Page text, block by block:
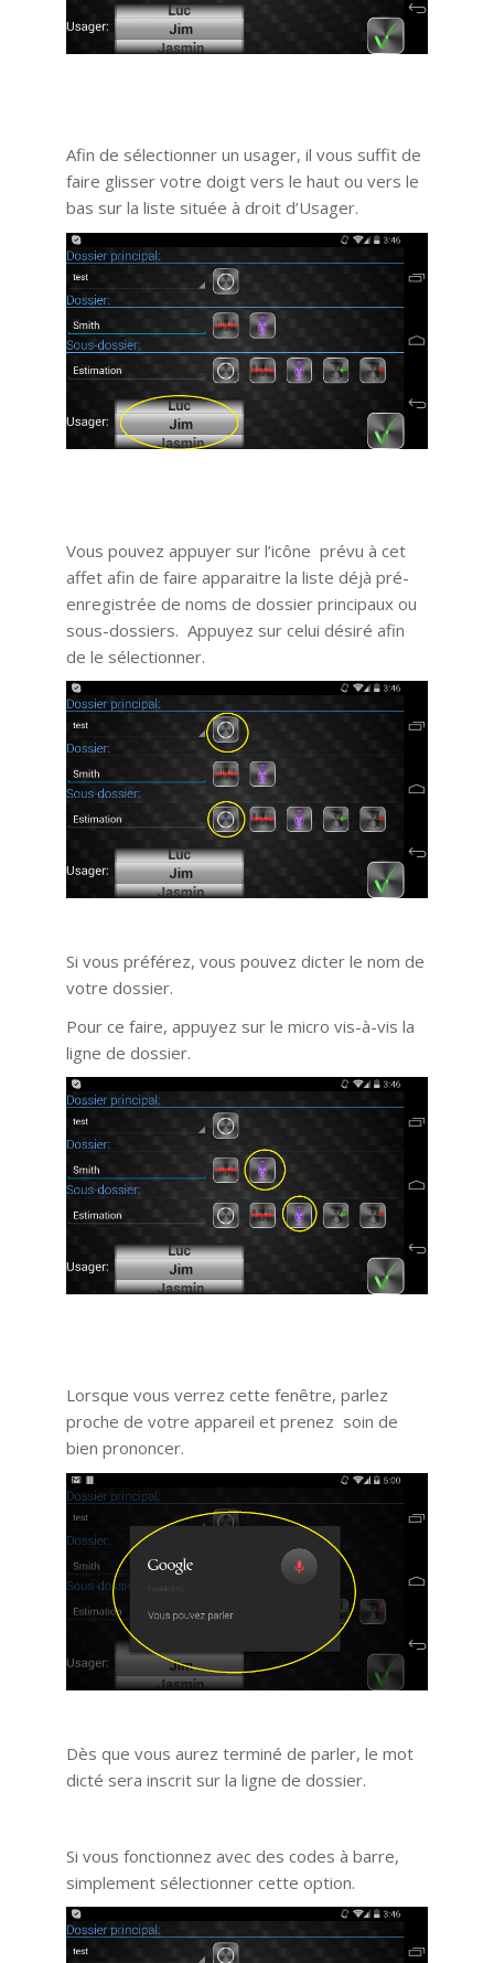
Afin de sélectionner un usager, il vous suffit de
faire glisser votre doigt vers le haut ou vers le
bas sur la liste située à droit d’Usager.
Vous pouvez appuyer sur l’icône prévu à cet
affet afin de faire apparaitre la liste déjà pré-
enregistrée de noms de dossier principaux ou
sous-dossiers. Appuyez sur celui désiré afin
de le sélectionner.
Si vous préférez, vous pouvez dicter le nom de
votre dossier.
Pour ce faire, appuyez sur le micro vis-à-vis la
ligne de dossier.
Lorsque vous verrez cette fenêtre, parlez
proche de votre appareil et prenez soin de
bien prononcer.
Dès que vous aurez terminé de parler, le mot
dicté sera inscrit sur la ligne de dossier.
Si vous fonctionnez avec des codes à barre,
simplement sélectionner cette option.